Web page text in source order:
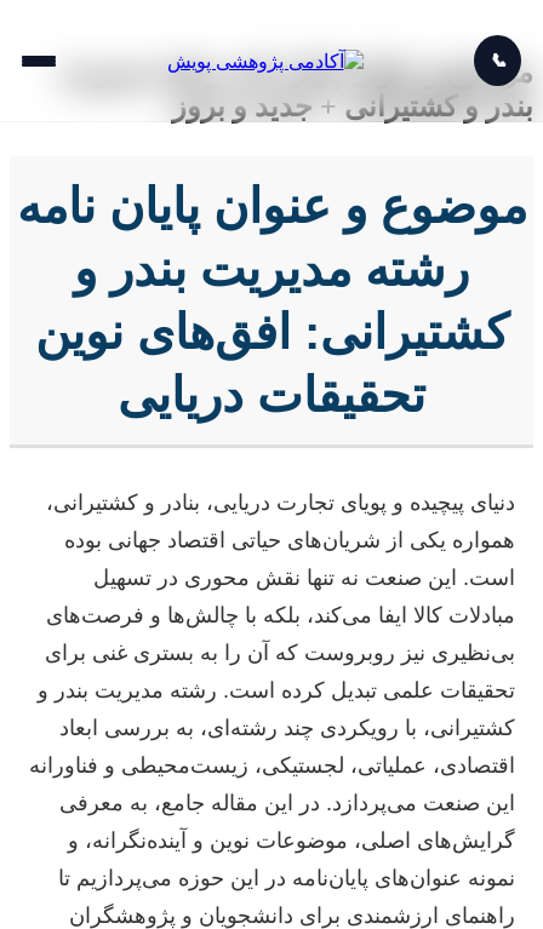
📞
موضوع و عنوان پایان نامه رشته مدیریت
بندر و کشتیرانی + جدید و بروز
موضوع و عنوان پایان نامه
رشته مدیریت بندر و
کشتیرانی: افق‌های نوین
تحقیقات دریایی
دنیای پیچیده و پویای تجارت دریایی، بنادر و کشتیرانی،
همواره یکی از شریان‌های حیاتی اقتصاد جهانی بوده
است. این صنعت نه تنها نقش محوری در تسهیل
مبادلات کالا ایفا می‌کند، بلکه با چالش‌ها و فرصت‌های
بی‌نظیری نیز روبروست که آن را به بستری غنی برای
تحقیقات علمی تبدیل کرده است. رشته مدیریت بندر و
کشتیرانی، با رویکردی چند رشته‌ای، به بررسی ابعاد
اقتصادی، عملیاتی، لجستیکی، زیست‌محیطی و فناورانه
این صنعت می‌پردازد. در این مقاله جامع، به معرفی
گرایش‌های اصلی، موضوعات نوین و آینده‌نگرانه، و
نمونه عنوان‌های پایان‌نامه در این حوزه می‌پردازیم تا
راهنمای ارزشمندی برای دانشجویان و پژوهشگران